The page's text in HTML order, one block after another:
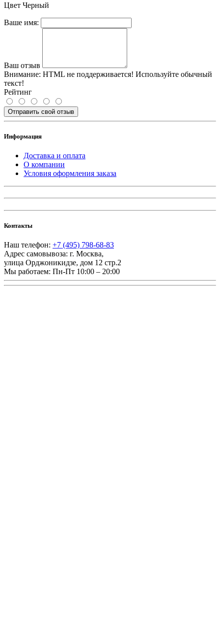
Цвет Черный
Ваше имя:
Ваш отзыв
Внимание: HTML не поддерживается! Используйте обычный
текст!
Рейтинг
Отправить свой отзыв
Информация
Доставка и оплата
О компании
Условия оформления заказа
Контакты
Наш телефон: +7 (495) 798-68-83
Адрес самовывоза: г. Москва,
улица Орджоникидзе, дом 12 стр.2
Мы работаем: Пн-Пт 10:00 – 20:00